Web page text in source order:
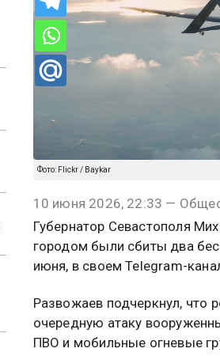
Фото: Flickr / Baykar
10 июня 2026, 22:33 —
Губернатор Севастополя
городом были сбиты два
июня, в своем Telegram-
Развожаев подчеркнул, что
очередную атаку
ПВО и мобильные огневые